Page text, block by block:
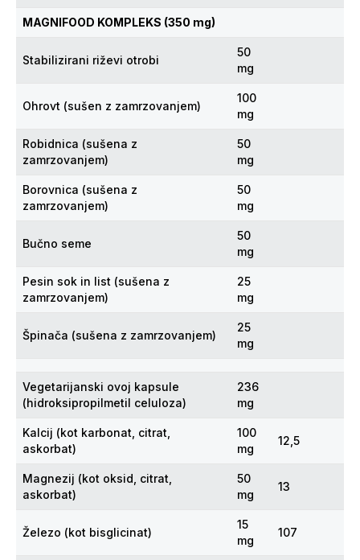
MAGNIFOOD KOMPLEKS (350 mg)
Stabilizirani riževi otrobi
50
mg
Ohrovt (sušen z zamrzovanjem)
100
mg
Robidnica (sušena z
zamrzovanjem)
50
mg
Borovnica (sušena z
zamrzovanjem)
50
mg
Bučno seme
50
mg
Pesin sok in list (sušena z
zamrzovanjem)
25
mg
Špinača (sušena z zamrzovanjem)
25
mg
Vegetarijanski ovoj kapsule
(hidroksipropilmetil celuloza)
236
mg
Kalcij (kot karbonat, citrat,
askorbat)
100
mg
12,5
Magnezij (kot oksid, citrat,
askorbat)
50
mg
13
Železo (kot bisglicinat)
15
mg
107